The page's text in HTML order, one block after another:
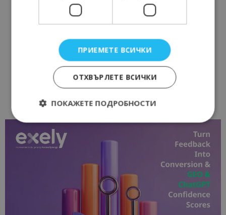
ПРИЕМЕТЕ ВСИЧКИ
ОТХВЪРЛЕТЕ ВСИЧКИ
ПОКАЖЕТЕ ПОДРОБНОСТИ
Строго необходимо
Строго необходимите бисквитки позволяват
основната функционалност на уебсайта, като
потребителско влизане и управление на
акаунта. Уебсайтът не може да се използва